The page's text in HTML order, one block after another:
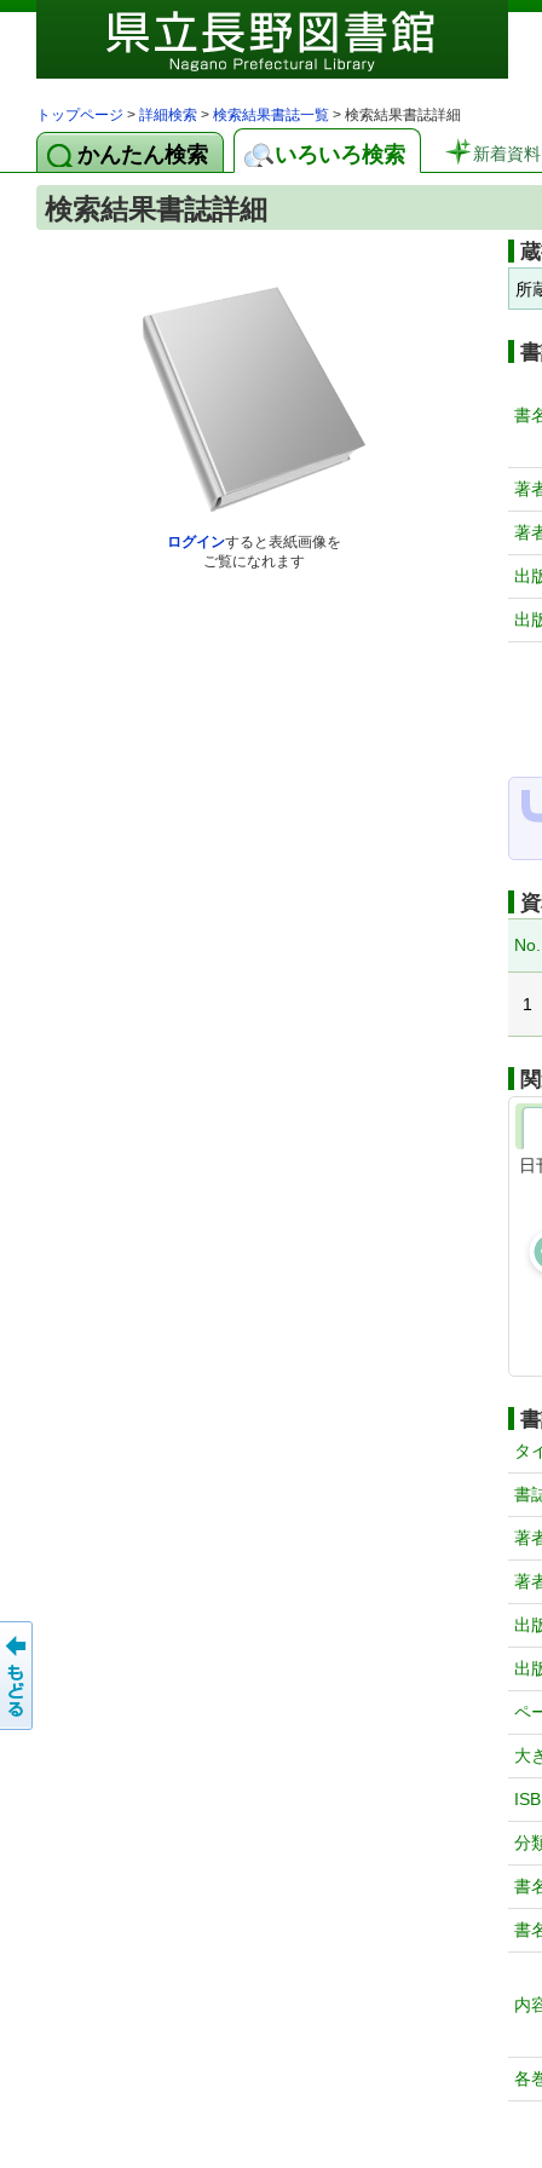
トップページ > 詳細検索 > 検索結果書誌一覧 > 検索結果書誌詳細
かんたん検索 いろいろ検索 新着資料
検索結果書誌詳細
ログインすると表紙画像を
ご覧になれます
所
書
著
著
出
出
No.
1
日
タ
書
著
著
出
出
ペ
大
分
書
書
内
各